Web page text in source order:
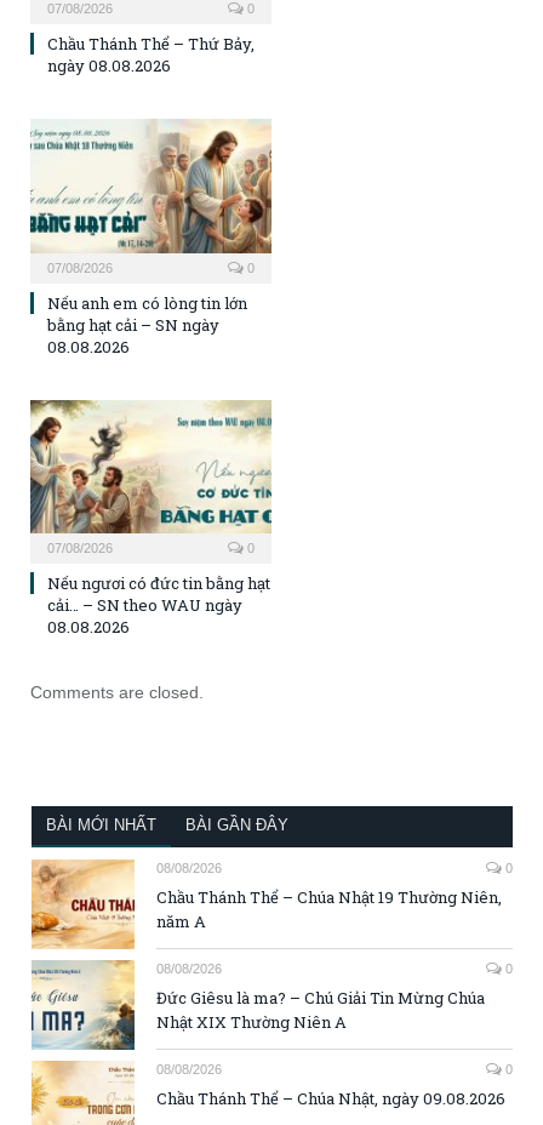
07/08/2026 0
Chầu Thánh Thể – Thứ Bảy,
ngày 08.08.2026
07/08/2026 0
Nếu anh em có lòng tin lớn
bằng hạt cải – SN ngày
08.08.2026
07/08/2026 0
Nếu ngươi có đức tin bằng hạt
cải… – SN theo WAU ngày
08.08.2026
Comments are closed.
BÀI MỚI NHẤT BÀI GẦN ĐÂY
08/08/2026 0
Chầu Thánh Thể – Chúa Nhật 19 Thường Niên,
năm A
08/08/2026 0
Đức Giêsu là ma? – Chú Giải Tin Mừng Chúa
Nhật XIX Thường Niên A
08/08/2026 0
Chầu Thánh Thể – Chúa Nhật, ngày 09.08.2026